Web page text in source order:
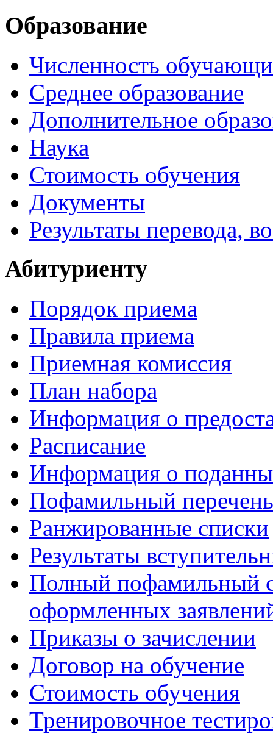
Образование
Численность
Среднее образование
Дополнительное
Наука
Стоимость обучения
Документы
Результаты перевода,
Абитуриенту
Порядок приема
Правила приема
Приемная комиссия
План набора
Информация о
Расписание
Информация о
Пофамильный
Ранжированные списки
Результаты
Полный пофамильный
оформленных
Приказы о зачислении
Договор на обучение
Стоимость обучения
Тренировочное